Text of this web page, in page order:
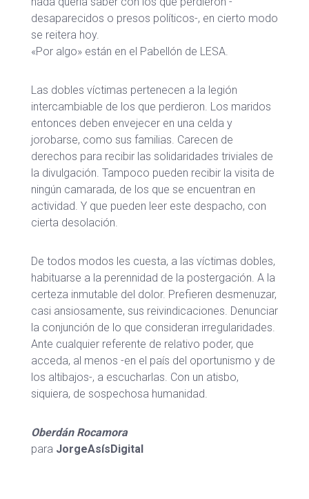
desaparecidos o presos políticos-, en cierto modo
se reitera hoy.
«Por algo» están en el Pabellón de LESA.
Las dobles víctimas pertenecen a la legión
intercambiable de los que perdieron. Los maridos
entonces deben envejecer en una celda y
jorobarse, como sus familias. Carecen de
derechos para recibir las solidaridades triviales de
la divulgación. Tampoco pueden recibir la visita de
ningún camarada, de los que se encuentran en
actividad. Y que pueden leer este despacho, con
cierta desolación.
De todos modos les cuesta, a las víctimas dobles,
habituarse a la perennidad de la postergación. A la
certeza inmutable del dolor. Prefieren desmenuzar,
casi ansiosamente, sus reivindicaciones. Denunciar
la conjunción de lo que consideran irregularidades.
Ante cualquier referente de relativo poder, que
acceda, al menos -en el país del oportunismo y de
los altibajos-, a escucharlas. Con un atisbo,
siquiera, de sospechosa humanidad.
Oberdán Rocamora
para JorgeAsísDigital